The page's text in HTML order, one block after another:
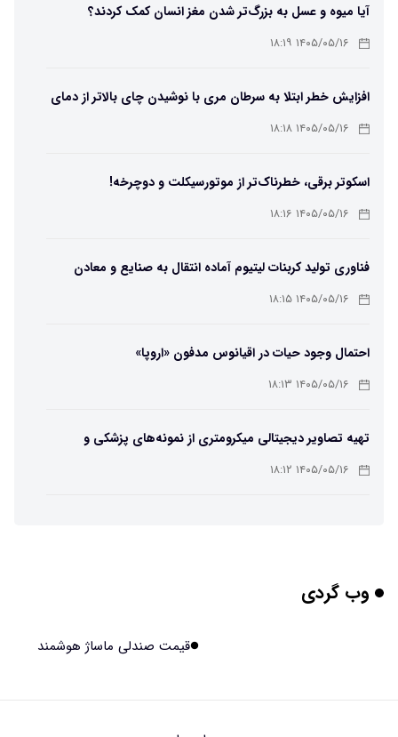
آیا میوه و عسل به بزرگ‌تر شدن مغز انسان کمک کردند؟
۱۴۰۵/۰۵/۱۶ ۱۸:۱۹
افزایش خطر ابتلا به سرطان مری با نوشیدن چای بالاتر از دمای
۶۵ درجه ۱۴۰۵/۰۵/۱۶ ۱۸:۱۸
اسکوتر برقی، خطرناک‌تر از موتورسیکلت و دوچرخه!
۱۴۰۵/۰۵/۱۶ ۱۸:۱۶
فناوری تولید کربنات لیتیوم آماده انتقال به صنایع و معادن
است۱۴۰۵/۰۵/۱۶ ۱۸:۱۵
احتمال وجود حیات در اقیانوس مدفون «اروپا»
۱۴۰۵/۰۵/۱۶ ۱۸:۱۳
تهیه تصاویر دیجیتالی میکرومتری از نمونه‌های پزشکی و
صنعتی۱۴۰۵/۰۵/۱۶ ۱۸:۱۲
وب گردی
قیمت صندلی ماساژ هوشمند